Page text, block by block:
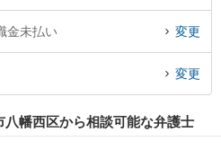
近くの弁護士を検索したい』『初回相談
北九州市八幡西区内の弁護士に相談予約
おすすめです。
金未払い 変更
変更
幡西区から相談可能な弁護士